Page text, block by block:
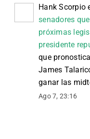
Hank Scorpio
senadores
próximas
presidente
que
James
ganar las
Ago 7, 23:16